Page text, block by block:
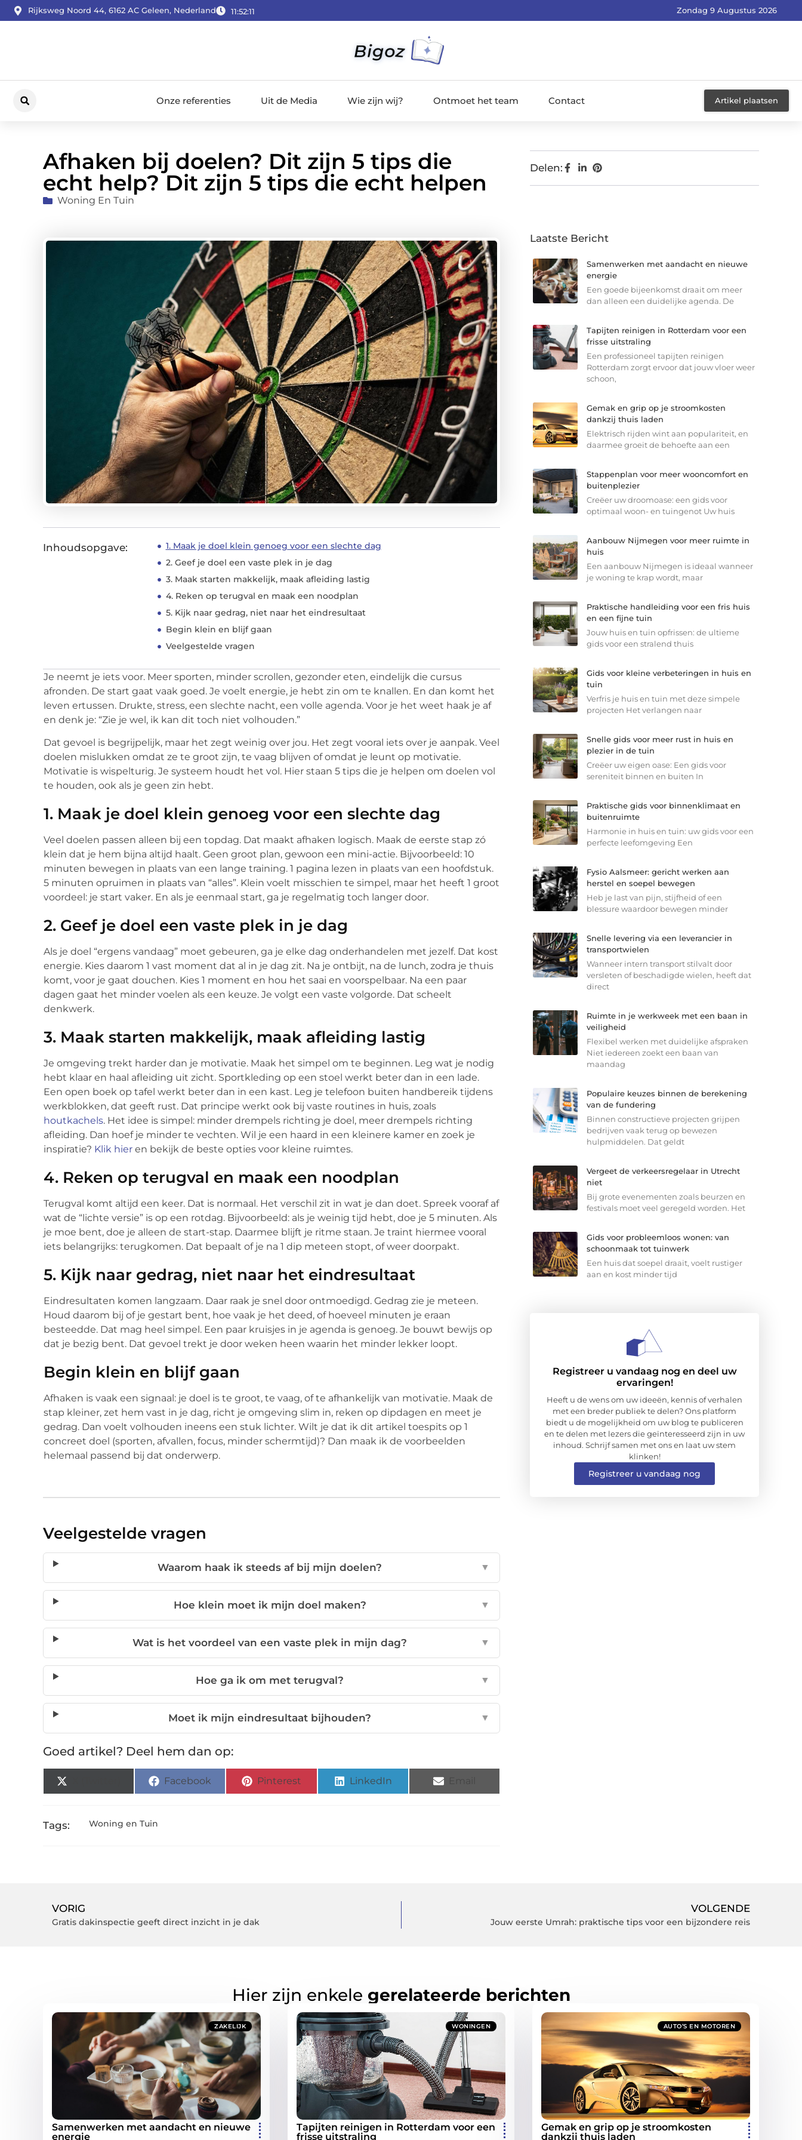
Rijksweg Noord 44, 6162 AC Geleen, Nederland 11:52:12 Zondag 9 Augustus 2026
Onze referenties Uit de Media Wie zijn wij? Ontmoet het team Contact Artikel plaatsen
Afhaken bij doelen? Dit zijn 5 tips die
echt help? Dit zijn 5 tips die echt helpen
Woning En Tuin
Inhoudsopgave:
1. Maak je doel klein genoeg voor een slechte dag
2. Geef je doel een vaste plek in je dag
3. Maak starten makkelijk, maak afleiding lastig
4. Reken op terugval en maak een noodplan
5. Kijk naar gedrag, niet naar het eindresultaat
Begin klein en blijf gaan
Veelgestelde vragen
Je neemt je iets voor. Meer sporten, minder scrollen, gezonder eten, eindelijk die cursus
afronden. De start gaat vaak goed. Je voelt energie, je hebt zin om te knallen. En dan komt het
leven ertussen. Drukte, stress, een slechte nacht, een volle agenda. Voor je het weet haak je af
en denk je: “Zie je wel, ik kan dit toch niet volhouden.”
Dat gevoel is begrijpelijk, maar het zegt weinig over jou. Het zegt vooral iets over je aanpak. Veel
doelen mislukken omdat ze te groot zijn, te vaag blijven of omdat je leunt op motivatie.
Motivatie is wispelturig. Je systeem houdt het vol. Hier staan 5 tips die je helpen om doelen vol
te houden, ook als je geen zin hebt.
1. Maak je doel klein genoeg voor een slechte dag
Veel doelen passen alleen bij een topdag. Dat maakt afhaken logisch. Maak de eerste stap zó
klein dat je hem bijna altijd haalt. Geen groot plan, gewoon een mini-actie. Bijvoorbeeld: 10
minuten bewegen in plaats van een lange training. 1 pagina lezen in plaats van een hoofdstuk.
5 minuten opruimen in plaats van “alles”. Klein voelt misschien te simpel, maar het heeft 1 groot
voordeel: je start vaker. En als je eenmaal start, ga je regelmatig toch langer door.
2. Geef je doel een vaste plek in je dag
Als je doel “ergens vandaag” moet gebeuren, ga je elke dag onderhandelen met jezelf. Dat kost
energie. Kies daarom 1 vast moment dat al in je dag zit. Na je ontbijt, na de lunch, zodra je thuis
komt, voor je gaat douchen. Kies 1 moment en hou het saai en voorspelbaar. Na een paar
dagen gaat het minder voelen als een keuze. Je volgt een vaste volgorde. Dat scheelt
denkwerk.
3. Maak starten makkelijk, maak afleiding lastig
Je omgeving trekt harder dan je motivatie. Maak het simpel om te beginnen. Leg wat je nodig
hebt klaar en haal afleiding uit zicht. Sportkleding op een stoel werkt beter dan in een lade.
Een open boek op tafel werkt beter dan in een kast. Leg je telefoon buiten handbereik tijdens
werkblokken, dat geeft rust. Dat principe werkt ook bij vaste routines in huis, zoals
houtkachels. Het idee is simpel: minder drempels richting je doel, meer drempels richting
afleiding. Dan hoef je minder te vechten. Wil je een haard in een kleinere kamer en zoek je
inspiratie? Klik hier en bekijk de beste opties voor kleine ruimtes.
4. Reken op terugval en maak een noodplan
Terugval komt altijd een keer. Dat is normaal. Het verschil zit in wat je dan doet. Spreek vooraf af
wat de “lichte versie” is op een rotdag. Bijvoorbeeld: als je weinig tijd hebt, doe je 5 minuten. Als
je moe bent, doe je alleen de start-stap. Daarmee blijft je ritme staan. Je traint hiermee vooral
iets belangrijks: terugkomen. Dat bepaalt of je na 1 dip meteen stopt, of weer doorpakt.
5. Kijk naar gedrag, niet naar het eindresultaat
Eindresultaten komen langzaam. Daar raak je snel door ontmoedigd. Gedrag zie je meteen.
Houd daarom bij of je gestart bent, hoe vaak je het deed, of hoeveel minuten je eraan
besteedde. Dat mag heel simpel. Een paar kruisjes in je agenda is genoeg. Je bouwt bewijs op
dat je bezig bent. Dat gevoel trekt je door weken heen waarin het minder lekker loopt.
Begin klein en blijf gaan
Afhaken is vaak een signaal: je doel is te groot, te vaag, of te afhankelijk van motivatie. Maak de
stap kleiner, zet hem vast in je dag, richt je omgeving slim in, reken op dipdagen en meet je
gedrag. Dan voelt volhouden ineens een stuk lichter. Wilt je dat ik dit artikel toespits op 1
concreet doel (sporten, afvallen, focus, minder schermtijd)? Dan maak ik de voorbeelden
helemaal passend bij dat onderwerp.
Veelgestelde vragen
Waarom haak ik steeds af bij mijn doelen? ▼
Hoe klein moet ik mijn doel maken? ▼
Wat is het voordeel van een vaste plek in mijn dag? ▼
Hoe ga ik om met terugval? ▼
Moet ik mijn eindresultaat bijhouden? ▼
Goed artikel? Deel hem dan op:
Facebook Pinterest LinkedIn
Tags: Woning en Tuin
Delen:
Laatste Bericht
Samenwerken met aandacht en nieuwe
energie
Een goede bijeenkomst draait om meer
dan alleen een duidelijke agenda. De
Tapijten reinigen in Rotterdam voor een
frisse uitstraling
Een professioneel tapijten reinigen
Rotterdam zorgt ervoor dat jouw vloer weer
schoon,
Gemak en grip op je stroomkosten
dankzij thuis laden
Elektrisch rijden wint aan populariteit, en
daarmee groeit de behoefte aan een
Stappenplan voor meer wooncomfort en
buitenplezier
Creëer uw droomoase: een gids voor
optimaal woon- en tuingenot Uw huis
Aanbouw Nijmegen voor meer ruimte in
huis
Een aanbouw Nijmegen is ideaal wanneer
je woning te krap wordt, maar
Praktische handleiding voor een fris huis
en een fijne tuin
Jouw huis en tuin opfrissen: de ultieme
gids voor een stralend thuis
Gids voor kleine verbeteringen in huis en
tuin
Verfris je huis en tuin met deze simpele
projecten Het verlangen naar
Snelle gids voor meer rust in huis en
plezier in de tuin
Creëer uw eigen oase: Een gids voor
sereniteit binnen en buiten In
Praktische gids voor binnenklimaat en
buitenruimte
Harmonie in huis en tuin: uw gids voor een
perfecte leefomgeving Een
Fysio Aalsmeer: gericht werken aan
herstel en soepel bewegen
Heb je last van pijn, stijfheid of een
blessure waardoor bewegen minder
Snelle levering via een leverancier in
transportwielen
Wanneer intern transport stilvalt door
versleten of beschadigde wielen, heeft dat
direct
Ruimte in je werkweek met een baan in
veiligheid
Flexibel werken met duidelijke afspraken
Niet iedereen zoekt een baan van
maandag
Populaire keuzes binnen de berekening
van de fundering
Binnen constructieve projecten grijpen
bedrijven vaak terug op bewezen
hulpmiddelen. Dat geldt
Vergeet de verkeersregelaar in Utrecht
niet
Bij grote evenementen zoals beurzen en
festivals moet veel geregeld worden. Het
Gids voor probleemloos wonen: van
schoonmaak tot tuinwerk
Een huis dat soepel draait, voelt rustiger
aan en kost minder tijd
Registreer u vandaag nog en deel uw
ervaringen!
Heeft u de wens om uw ideeën, kennis of verhalen
met een breder publiek te delen? Ons platform
biedt u de mogelijkheid om uw blog te publiceren
en te delen met lezers die geïnteresseerd zijn in uw
inhoud. Schrijf samen met ons en laat uw stem
klinken!
Registreer u vandaag nog
VORIG
Gratis dakinspectie geeft direct inzicht in je dak
VOLGENDE
Jouw eerste Umrah: praktische tips voor een bijzondere reis
Hier zijn enkele gerelateerde berichten
ZAKELIJK
Samenwerken met aandacht en nieuwe
energie
WONINGEN
Tapijten reinigen in Rotterdam voor een
frisse uitstraling
AUTO’S EN MOTOREN
Gemak en grip op je stroomkosten
dankzij thuis laden